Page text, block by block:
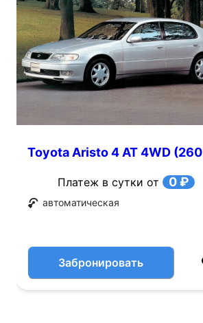
Toyota Aristo 4 AT 4WD (260
Платеж в сутки от 0 ₽
автоматическая
Забронировать